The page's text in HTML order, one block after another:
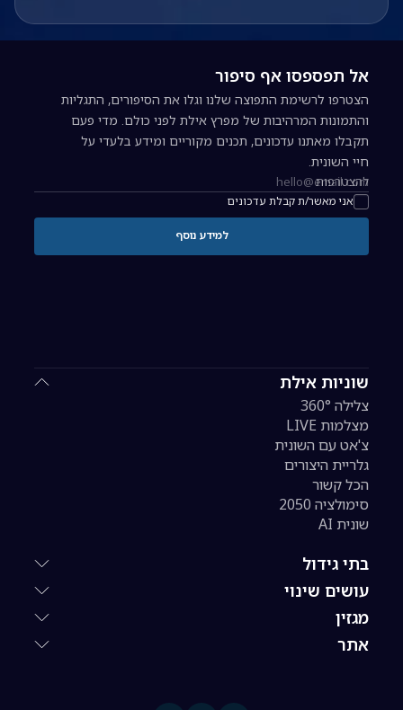
שוניות אילת
צלילה 360°
מצלמות LIVE
צ'אט עם השונית
גלריית היצורים
הכל קשור
סימולציה 2050
שונית AI
בתי גידול
עושים שינוי
מגזין
אתר
אל תפספסו אף סיפור
הצטרפו לרשימת התפוצה שלנו וגלו את הסיפורים, התגליות
והתמונות המרהיבות של מפרץ אילת לפני כולם. מדי פעם
תקבלו מאתנו עדכונים, תכנים מקוריים ומידע בלעדי על
חיי השונית.
כתובת אימייל להרשמה לניוזלטר
אני מאשר/ת קבלת עדכונים
להצטרפות
למידע נוסף